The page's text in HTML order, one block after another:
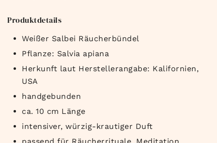
Produktdetails
Weißer Salbei Räucherbündel
Pflanze: Salvia apiana
Herkunft laut Herstellerangabe: Kalifornien,
USA
handgebunden
ca. 10 cm Länge
intensiver, würzig-krautiger Duft